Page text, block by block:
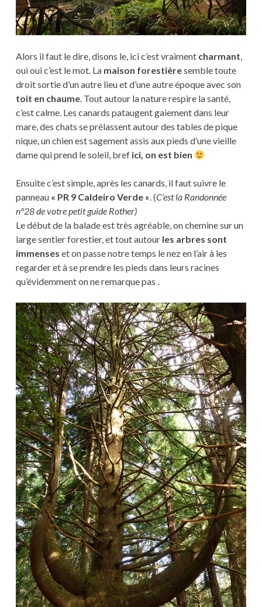
Alors il faut le dire, disons le, ici c’est vraiment charmant,
oui oui c’est le mot. La maison forestièresemble toute
droit sortie d’un autre lieu et d’une autre époque avec son
toit en chaume. Tout autour la nature respire la santé,
c’est calme. Les canards pataugent gaiement dans leur
mare, des chats se prélassent autour des tables de pique
nique, un chien est sagement assis aux pieds d’une vieille
dame qui prend le soleil, bref ici, on est bien
Ensuite c’est simple, après les canards, il faut suivre le
panneau « PR 9 Caldeiro Verde ». (C’est la Randonnée
n°28 de votre petit guide Rother)
Le début de la balade est très agréable, on chemine sur un
large sentier forestier, et tout autour les arbres sont
immenses et on passe notre temps le nez en l’air à les
regarder et à se prendre les pieds dans leurs racines
qu’évidemment on ne remarque pas .